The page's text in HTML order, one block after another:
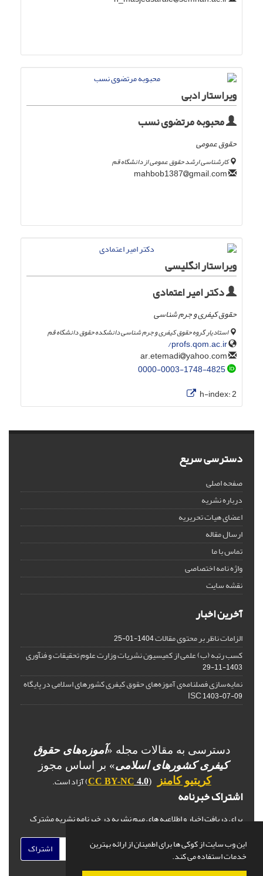
این وب سایت از کوکی ها برای اطمینان از ارائه بهترین
خدمات استفاده می کند.
ویراستار ادبی
محبوبه مرتضوی نسب
حقوق عمومی
کارشناسی ارشد حقوق عمومی از دانشگاه قم
gmail.com
ویراستار انگلیسی
دکتر امیر اعتمادی
حقوق کیفری و جرم شناسی
استادیار گروه حقوق کیفری و جرم شناسی دانشکده حقوق دانشگاه قم
profs.qom.ac.ir/
yahoo.com
0000-0003-1748-4825
h-index:2
دسترسی سریع
صفحه اصلی
درباره نشریه
اعضای هیات تحریریه
ارسال مقاله
تماس با ما
واژه نامه اختصاصی
نقشه سایت
آخرین اخبار
الزامات ناظر بر محتوی مقالات1404-01-25
کسب رتبه (ب) علمی از کمیسیون نشریات وزارت علوم تحقیقات و فنآوری
1403-11-29
نمایه‌سازی فصلنامه‌ی آموزه‌های حقوق کیفری کشورهای اسلامی در پایگاه
ISC1403-07-09
دسترسی به مقالات مجله «آموزه‌های حقوق
کیفری کشورهای اسلامی» بر اساس مجوز
کریتیو کامنز
(
CC BY-NC 4.0 ) آزاد است.
اشتراک خبرنامه
برای دریافت اخبار و اطلاعیه های مهم نشریه در خبرنامه نشریه مشترک
اشتراک